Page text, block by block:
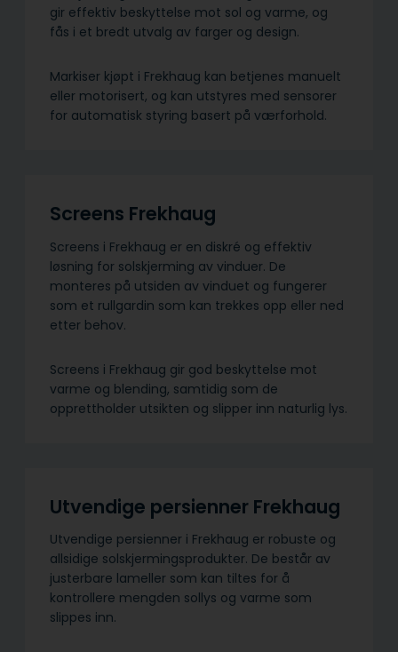
gir effektiv beskyttelse mot sol og varme, og
fås i et bredt utvalg av farger og design.
Markiser kjøpt i Frekhaug kan betjenes manuelt
eller motorisert, og kan utstyres med sensorer
for automatisk styring basert på værforhold.
Screens Frekhaug
Screens i Frekhaug er en diskré og effektiv
løsning for solskjerming av vinduer. De
monteres på utsiden av vinduet og fungerer
som et rullgardin som kan trekkes opp eller ned
etter behov.
Screens i Frekhaug gir god beskyttelse mot
varme og blending, samtidig som de
opprettholder utsikten og slipper inn naturlig lys.
Utvendige persienner Frekhaug
Utvendige persienner i Frekhaug er robuste og
allsidige solskjermings­produkter. De består av
justerbare lameller som kan tiltes for å
kontrollere mengden sollys og varme som
slippes inn.